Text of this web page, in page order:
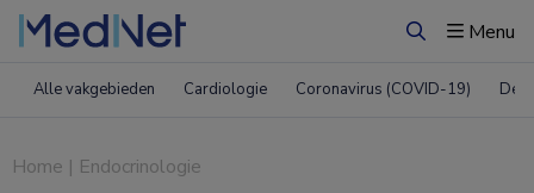
ZoekenMenu
Alle vakgebieden Cardiologie Coronavirus (COVID-19)
Home | Endocrinologie